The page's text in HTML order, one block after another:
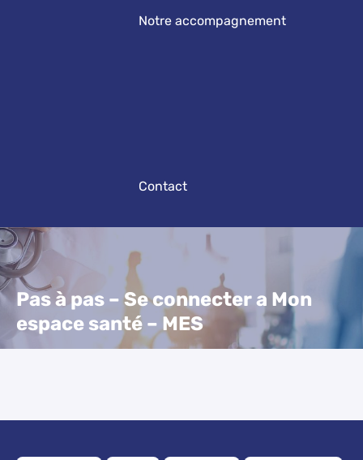
Notre accompagnement
Contact
Pas à pas – Se connecter a Mon
espace santé – MES